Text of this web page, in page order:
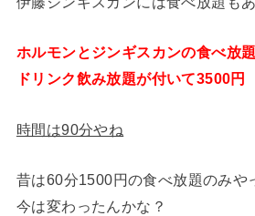
ホルモンとジンギスカンの食べ放
ドリンク飲み放題が付いて3500円
時間は90分やね
昔は60分1500円の食べ放題のみや
今は変わったんかな？